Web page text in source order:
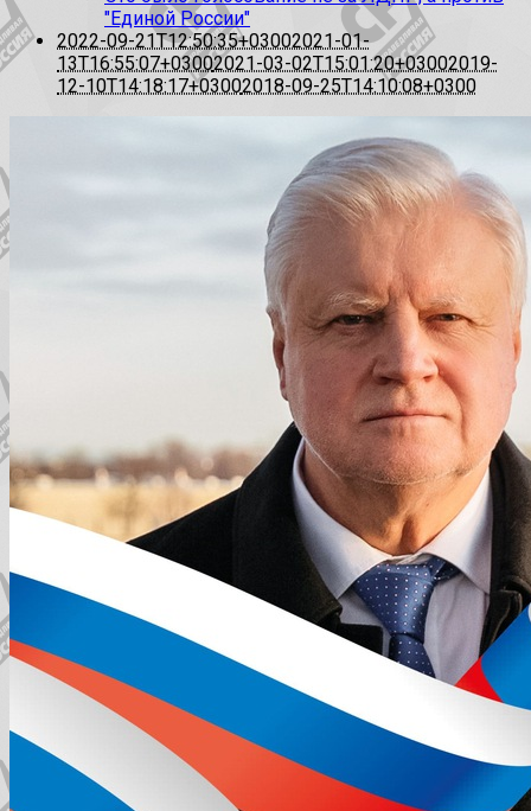
"Единой России"
2022-09-21T12:50:35+03002021-01-
13T16:55:07+03002021-03-02T15:01:20+03002019-
12-10T14:18:17+03002018-09-25T14:10:08+0300